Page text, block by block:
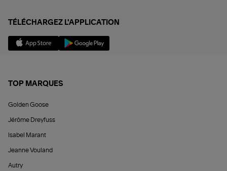
TÉLÉCHARGEZ L'APPLICATION
TOP MARQUES
Golden Goose
Jérôme Dreyfuss
Isabel Marant
Jeanne Vouland
Autry